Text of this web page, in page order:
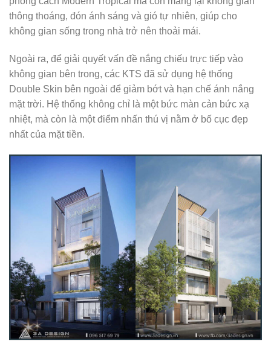
thông thoáng, đón ánh sáng và gió tự nhiên, giúp cho
không gian sống trong nhà trở nên thoải mái.
Ngoài ra, để giải quyết vấn đề nắng chiếu trực tiếp vào
không gian bên trong, các KTS đã sử dụng hệ thống
Double Skin bên ngoài để giảm bớt và hạn chế ánh nắng
mặt trời. Hệ thống không chỉ là một bức màn cản bức xạ
nhiệt, mà còn là một điểm nhấn thú vị nằm ở bố cục đẹp
nhất của mặt tiền.